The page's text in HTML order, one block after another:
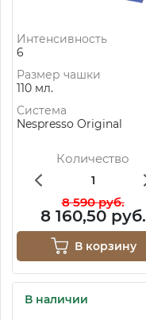
Интенсивность
6
Размер чашки
110 мл.
Система
Nespresso Original
Количество
8 590 руб.
8 160,50 руб.
В корзину
В наличии